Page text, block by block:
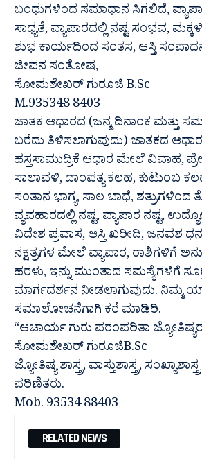
ಬಂಧುಗಳಿಂದ ಸಮಾಧಾನ ಸಿಗಲಿದೆ,
ಸಾಧ್ಯತೆ, ವ್ಯಾಪಾರದಲ್ಲಿ ನಷ್ಟ ಸಂಭವ,
ಶುಭ ಕಾರ್ಯದಿಂದ ಸಂತಸ, ಆಸ್ತಿ
ಜೀವನ ಸಂತೋಷ,
ಸೋಮಶೇಖರ್ ಗುರೂಜಿ B.Sc
M.935348 8403
ಜಾತಕ ಆಧಾರದ (ಜನ್ಮ ದಿನಾಂಕ ಮತ್ತು
ಬರೆದು ತಿಳಿಸಲಾಗುವುದು) ಜಾತಕದ
ಹಸ್ತಸಾಮುದ್ರಿಕೆ ಆಧಾರ ಮೇಲೆ ವಿವಾಹ,
ಸಾಲಾವಳಿ, ದಾಂಪತ್ಯ ಕಲಹ, ಕುಟುಂಬ
ಸಂತಾನ ಭಾಗ್ಯ, ಸಾಲ ಬಾಧೆ, ಶತ್ರುಗಳಿಂದ
ವ್ಯವಹಾರದಲ್ಲಿ ನಷ್ಟ, ವ್ಯಾಪಾರ ನಷ್ಟ,
ವಿದೇಶ ಪ್ರವಾಸ, ಆಸ್ತಿ ಖರೀದಿ, ಜನವಶ
ನಕ್ಷತ್ರಗಳ ಮೇಲೆ ವ್ಯಾಪಾರ, ರಾಶಿಗಳಿಗೆ
ಹರಳು, ಇನ್ನು ಮುಂತಾದ ಸಮಸ್ಯೆಗಳಿಗೆ
ಮಾರ್ಗದರ್ಶನ ನೀಡಲಾಗುವುದು. ನಿಮ್ಮ
ಸಮಾಲೋಚನೆಗಾಗಿ ಕರೆ ಮಾಡಿರಿ.
“ಆಚಾರ್ಯ ಗುರು ಪರಂಪರಿತಾ
ಸೋಮಶೇಖರ್ ಗುರೂಜಿB.Sc
ಜ್ಯೋತಿಷ್ಯ ಶಾಸ್ತ್ರ, ವಾಸ್ತುಶಾಸ್ತ್ರ,
ಪರಿಣಿತರು.
Mob. 93534 88403
RELATED NEWS